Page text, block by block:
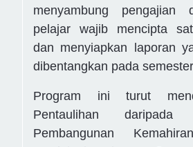
menyambung pengajian
pelajar wajib mencipta
dan menyiapkan laporan
dibentangkan pada
Program ini turut
Pentaulihan daripada
Pembangunan